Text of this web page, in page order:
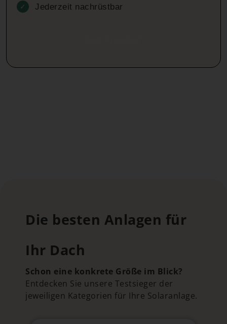
✓ Jederzeit nachrüstbar
Die besten Anlagen für
Ihr Dach
Schon eine konkrete Größe im Blick?
Entdecken Sie unsere Testsieger der
jeweiligen Kategorien für Ihre Solaranlage.